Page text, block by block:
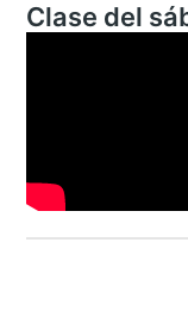
Clase del